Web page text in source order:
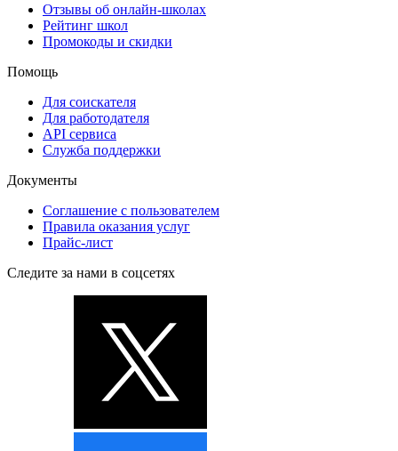
Отзывы об онлайн-школах
Рейтинг школ
Промокоды и скидки
Помощь
Для соискателя
Для работодателя
API сервиса
Служба поддержки
Документы
Соглашение с пользователем
Правила оказания услуг
Прайс-лист
Следите за нами в соцсетях